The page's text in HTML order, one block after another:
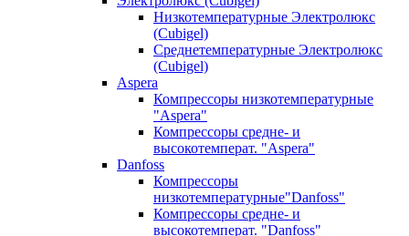
Низкотемпературные Электролюкс
(Cubigel)
Среднетемпературные Электролюкс
(Cubigel)
Aspera
Компрессоры низкотемпературные
"Aspera"
Компрессоры средне- и
высокотемперат. "Aspera"
Danfoss
Компрессоры
низкотемпературные"Danfoss"
Компрессоры средне- и
высокотемперат. "Danfoss"